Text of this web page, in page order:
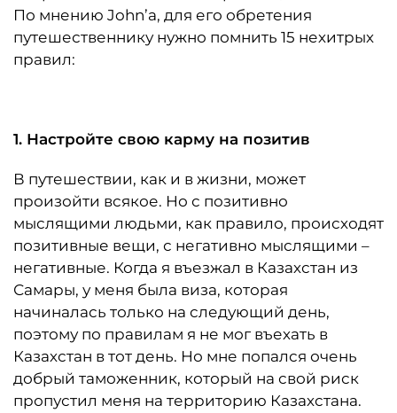
По мнению John’а, для его обретения
путешественнику нужно помнить 15 нехитрых
правил:
1. Настройте свою карму на позитив
В путешествии, как и в жизни, может
произойти всякое. Но с позитивно
мыслящими людьми, как правило, происходят
позитивные вещи, с негативно мыслящими –
негативные. Когда я въезжал в Казахстан из
Самары, у меня была виза, которая
начиналась только на следующий день,
поэтому по правилам я не мог въехать в
Казахстан в тот день. Но мне попался очень
добрый таможенник, который на свой риск
пропустил меня на территорию Казахстана.